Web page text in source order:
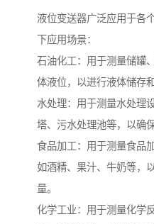
液位变送器广泛应用于各
下应用场景：
石油化工：用于测量储罐
体液位，以进行液体储存
水处理：用于测量水处理
塔、污水处理池等，以确
食品加工：用于测量食品
如酒精、果汁、牛奶等，
量。
化学工业：用于测量化学